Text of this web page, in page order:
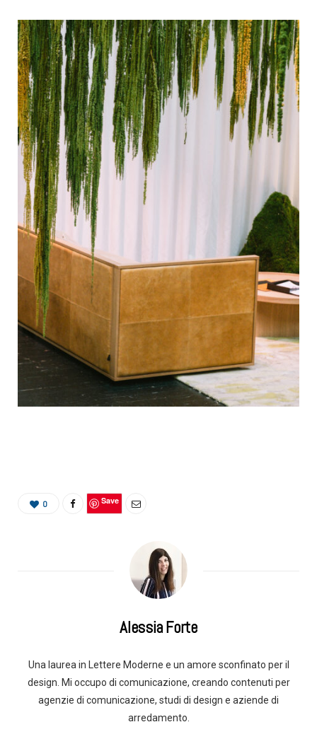
0 Save
Alessia Forte
Una laurea in Lettere Moderne e un amore sconfinato per il
design. Mi occupo di comunicazione, creando contenuti per
agenzie di comunicazione, studi di design e aziende di
arredamento.